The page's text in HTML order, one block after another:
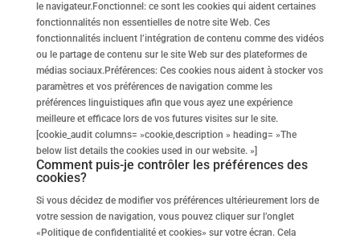
le navigateur.Fonctionnel: ce sont les cookies qui aident certaines
fonctionnalités non essentielles de notre site Web. Ces
fonctionnalités incluent l’intégration de contenu comme des vidéos
ou le partage de contenu sur le site Web sur des plateformes de
médias sociaux.Préférences: Ces cookies nous aident à stocker vos
paramètres et vos préférences de navigation comme les
préférences linguistiques afin que vous ayez une expérience
meilleure et efficace lors de vos futures visites sur le site.
[cookie_audit columns= »cookie,description » heading= »The
below list details the cookies used in our website. »]
Comment puis-je contrôler les préférences des
cookies?
Si vous décidez de modifier vos préférences ultérieurement lors de
votre session de navigation, vous pouvez cliquer sur l’onglet
«Politique de confidentialité et cookies» sur votre écran. Cela